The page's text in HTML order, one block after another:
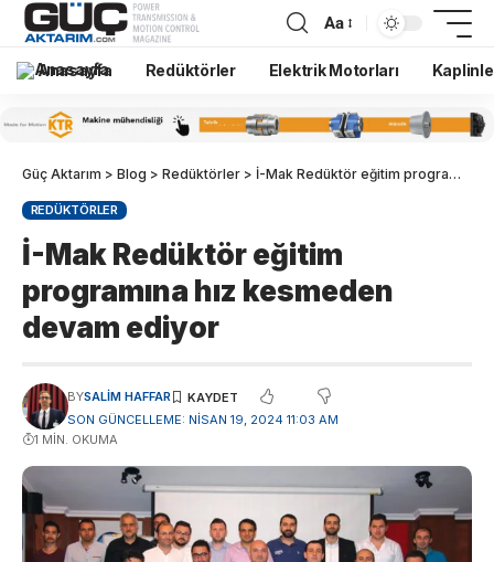
Aa
Anasayfa Redüktörler Elektrik Motorları
Güç Aktarım > Blog > Redüktörler > İ-Mak Redüktör eğitim programına hız kesmeden devam ediyor
REDÜKTÖRLER
İ-Mak Redüktör eğitim
programına hız kesmeden
devam ediyor
SON GÜNCELLEME: NISAN 19, 2024 11:03 AM
BYSALIM HAFFAR
1 MIN. OKUMA